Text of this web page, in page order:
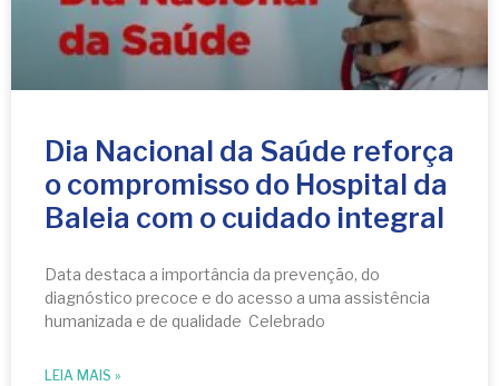
Dia Nacional da Saúde reforça
o compromisso do Hospital da
Baleia com o cuidado integral
Data destaca a importância da prevenção, do
diagnóstico precoce e do acesso a uma assistência
humanizada e de qualidade Celebrado
LEIA MAIS »